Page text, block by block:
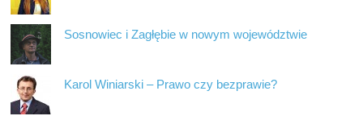
Sosnowiec i Zagłębie w nowym województwie
Karol Winiarski – Prawo czy bezprawie?